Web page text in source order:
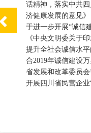
话精神，落实中共
济健康发展的意见
于进一步开展“诚信
《中央文明委关于
提升全社会诚信水
合2019年诚信建设
省发展和改革委员
开展四川省民营企业